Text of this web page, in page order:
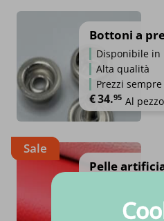
Bottoni a
Disponibile in
Alta qualità
Prezzi
€34.95 Al pezzo
Sale
Pelle
Disponibile in
Alta qualità